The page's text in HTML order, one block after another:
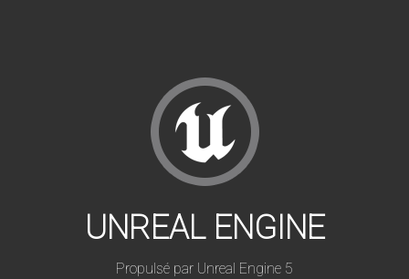
UNREAL ENGINE
Propulsé par Unreal Engine 5